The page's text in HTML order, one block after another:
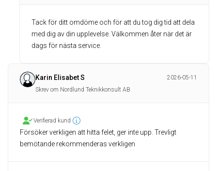
Tack för ditt omdöme och för att du tog dig tid att dela
med dig av din upplevelse. Välkommen åter när det är
dags för nästa service.
Karin Elisabet S
2026-05-11
Skrev om Nordlund Teknikkonsult AB
Verifierad kund
Försöker verkligen att hitta felet, ger inte upp. Trevligt
bemötande rekommenderas verkligen